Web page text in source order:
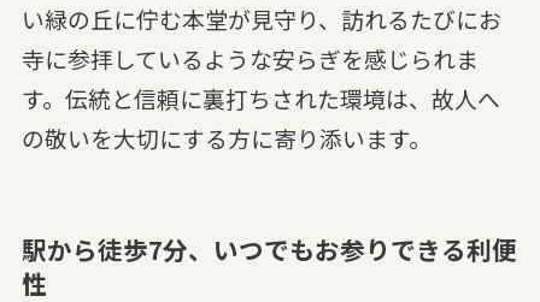
い緑の丘に佇む本堂が見守り、訪れるたびにお
寺に参拝しているような安らぎを感じられま
す。伝統と信頼に裏打ちされた環境は、故人へ
の敬いを大切にする方に寄り添います。
駅から徒歩7分、いつでもお参りできる利便
性